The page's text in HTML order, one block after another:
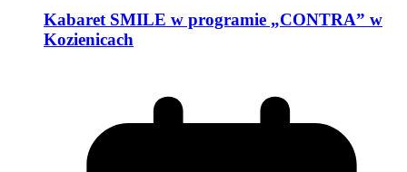
Kabaret SMILE w programie „CONTRA” w
Kozienicach